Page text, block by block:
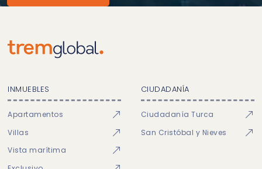
INMUEBLES
Apartamentos
Villas
Vista marítima
CIUDADANÍA
Ciudadanía Turca
San Cristóbal y Nieves